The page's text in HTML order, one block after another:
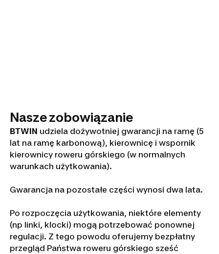
Nasze zobowiązanie
BTWIN udziela dożywotniej gwarancji na ramę (5
lat na ramę karbonową), kierownicę i wspornik
kierownicy roweru górskiego (w normalnych
warunkach użytkowania).
Gwarancja na pozostałe części wynosi dwa lata.
Po rozpoczęcia użytkowania, niektóre elementy
(np linki, klocki) mogą potrzebować ponownej
regulacji. Z tego powodu oferujemy bezpłatny
przegląd Państwa roweru górskiego sześć